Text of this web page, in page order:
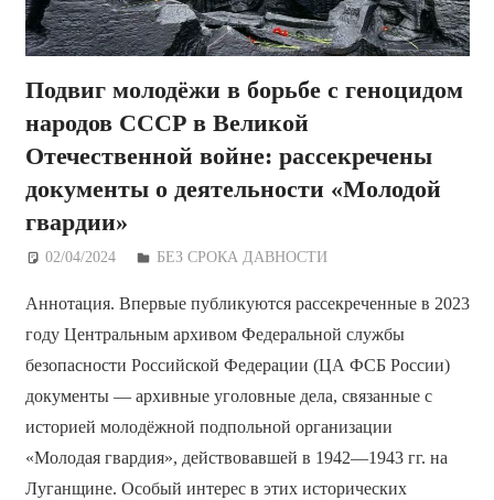
Подвиг молодёжи в борьбе с геноцидом
народов СССР в Великой
Отечественной войне: рассекречены
документы о деятельности «Молодой
гвардии»
02/04/2024 Дежурный по Редакции
БЕЗ СРОКА ДАВНОСТИ
Аннотация. Впервые публикуются рассекреченные в 2023
году Центральным архивом Федеральной службы
безопасности Российской Федерации (ЦА ФСБ России)
документы — архивные уголовные дела, связанные с
историей молодёжной подпольной организации
«Молодая гвардия», действовавшей в 1942—1943 гг. на
Луганщине. Особый интерес в этих исторических